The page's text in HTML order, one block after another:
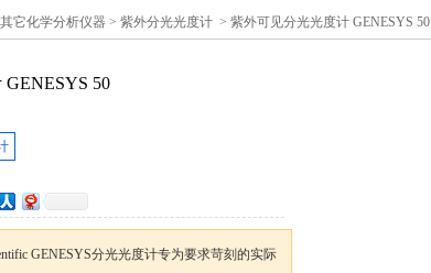
其它化学分析仪器 > 紫外分光光度计 > 紫外可见分光光度计 GENESYS 50
50
GENESYS分光光度计专为要求苛刻的实际